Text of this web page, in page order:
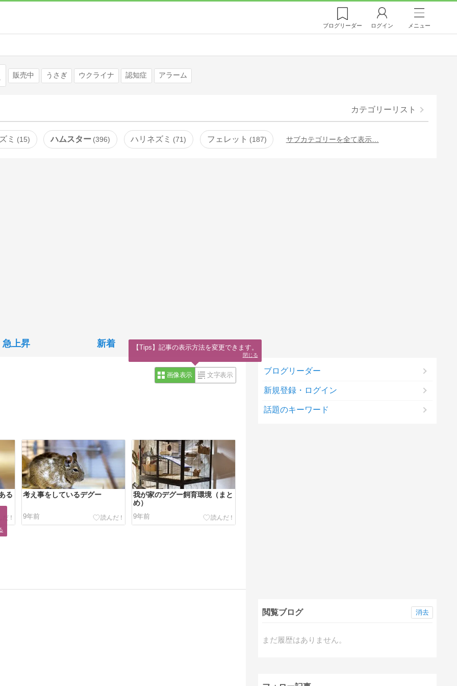
ブログリーダー ログイン メニュー
販売中 うさぎ ウクライナ 認知症 アラーム
カテゴリーリスト
ミ 15 ハムスター 396 ハリネズミ 71 フェレット 187 サブカテゴリーを全て表示…
急上昇 新着
画像表示 文字表示
る 考え事をしているデグー
9年前
我が家のデグー飼育環境（まと
め）
9年前
ブログリーダー
新規登録・ログイン
話題のキーワード
閲覧ブログ
まだ履歴はありません。
消去
【Tips】記事の表示方法を変更できます。
閉じる